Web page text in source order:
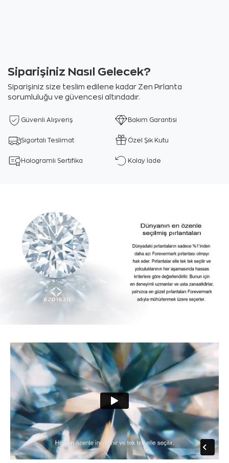
Siparişiniz Nasıl Gelecek?
Siparişiniz size teslim edilene kadar Zen Pırlanta
sorumluluğu ve güvencesi altındadır.
Güvenli Alışveriş Bakım Garantisi
Sigortalı Teslimat Özel Şık Kutu
Hologramlı Sertifika Kolay İade